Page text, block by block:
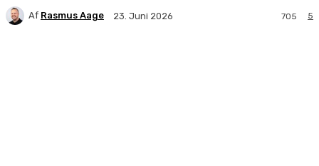
Af Rasmus Aage 23. Juni 2026 5
705